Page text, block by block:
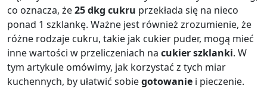
co oznacza, że25 dkg cukru przekłada się na nieco
ponad 1 szklankę. Ważne jest również zrozumienie, że
różne rodzaje cukru, takie jak cukier puder, mogą mieć
inne wartości w przeliczeniach na cukier szklanki. W
tym artykule omówimy, jak korzystać z tych miar
kuchennych, by ułatwić sobiegotowanie i pieczenie.